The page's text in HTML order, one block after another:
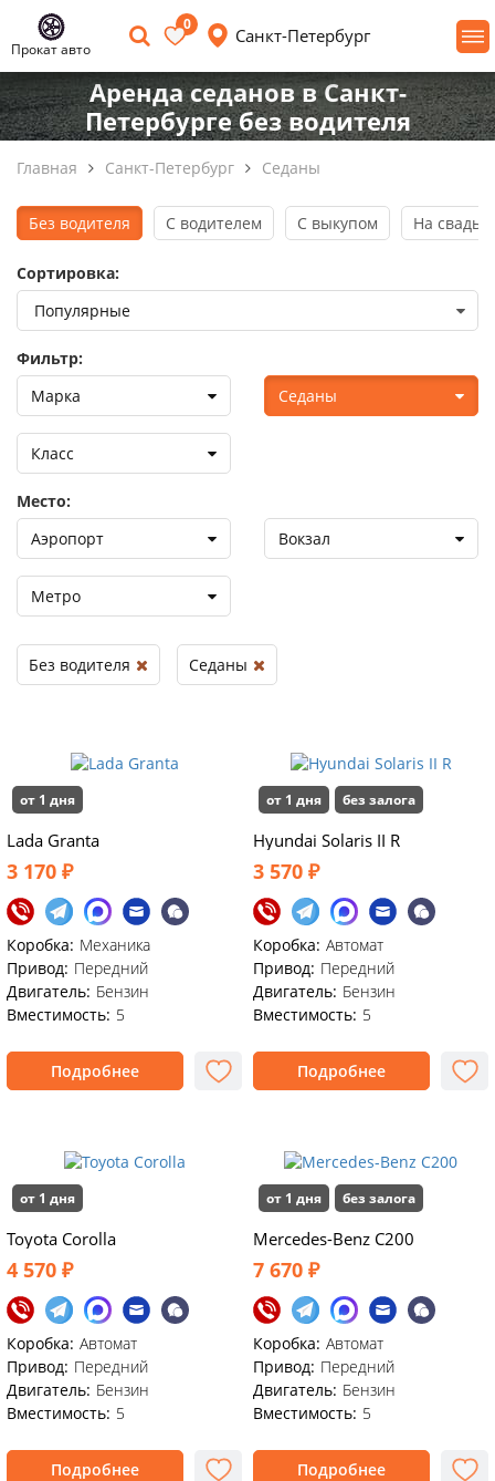
Прокат авто
0
Санкт-Петербург
Аренда седанов в Санкт-
Петербурге без водителя
Главная Санкт-Петербург Седаны
от 1 дня
Lada Granta
3 170 ₽
Коробка: Механика
Привод: Передний
Двигатель: Бензин
Вместимость: 5
Подробнее
от 1 дня без залога
Hyundai Solaris II R
3 570 ₽
Коробка: Автомат
Привод: Передний
Двигатель: Бензин
Вместимость: 5
Подробнее
от 1 дня
Toyota Corolla
4 570 ₽
Коробка: Автомат
Привод: Передний
Двигатель: Бензин
Вместимость: 5
Подробнее
от 1 дня без залога
Mercedes-Benz C200
7 670 ₽
Коробка: Автомат
Привод: Передний
Двигатель: Бензин
Вместимость: 5
Подробнее
Без водителя С водителем С выкупом На
Сортировка:
Фильтр:
Марка
Седаны
Класс
Место:
Аэропорт
Вокзал
Метро
Без водителя Седаны